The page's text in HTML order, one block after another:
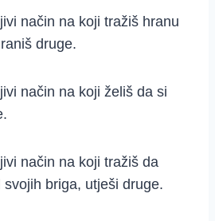
način na koji tražiš hranu
druge.
način na koji želiš da si
način na koji tražiš da
briga, utješi druge.